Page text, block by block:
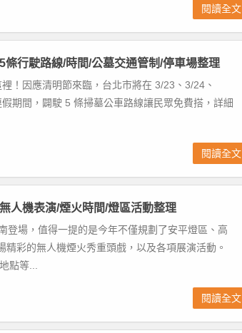
閱讀全文
條行駛路線/時間/公墓交通管制/停車場整理
！因應清明節來臨，台北市將在 3/23、3/24、
期間，闢駛 5 條掃墓公車路線讓民眾免費搭，詳細
閱讀全文
人機表演/煙火時間/燈區活動整理
登場，值得一提的是今年不僅規劃了安平燈區、高
彩的無人機煙火秀重頭戲，以及各項展演活動。
點等...
閱讀全文